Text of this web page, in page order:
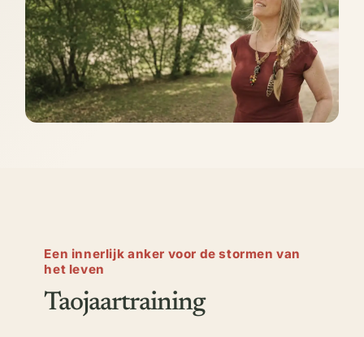
Een innerlijk anker voor de stormen van
het leven
Taojaartraining